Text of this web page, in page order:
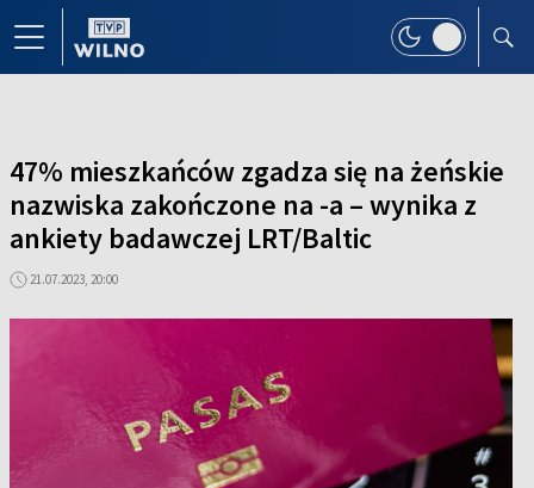
47% mieszkańców zgadza się na żeńskie
nazwiska zakończone na -a – wynika z
ankiety badawczej LRT/Baltic
21.07.2023, 20:00